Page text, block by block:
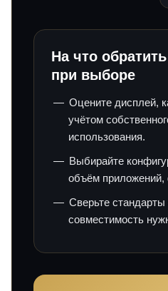
На что
при выборе
Оцените дисплей,
учётом
использования.
Выбирайте
объём приложений,
Сверьте стандарты
совместимость